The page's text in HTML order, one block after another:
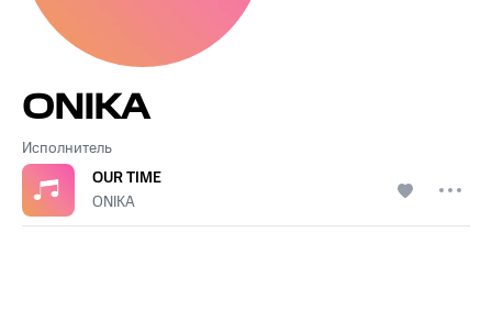
Исполнитель
ONIKA
OUR TIME
ONIKA